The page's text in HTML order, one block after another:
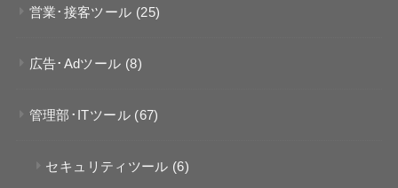
営業･接客ツール (25)
広告･Adツール (8)
管理部･ITツール (67)
セキュリティツール (6)